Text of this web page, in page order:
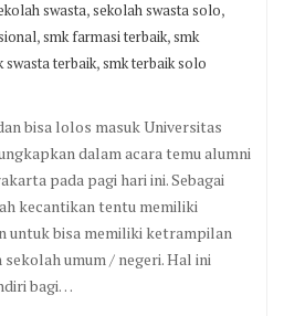
swasta,sekolah swasta solo,
,smk farmasi terbaik,smk
swasta terbaik,smk terbaik solo
bisa lolos masuk Universitas
dalam acara temu alumni
pada pagi hari ini. Sebagai
kecantikan tentu memiliki
untuk bisa memiliki ketrampilan
umum / negeri. Hal ini
bagi…